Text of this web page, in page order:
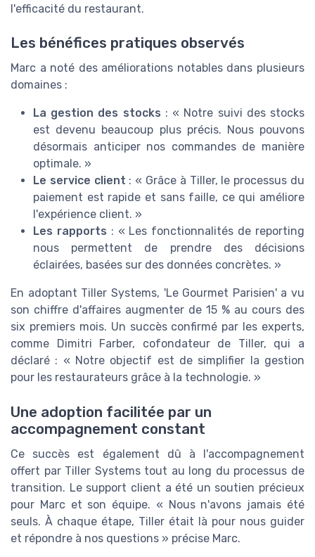
l'efficacité du restaurant.
Les bénéfices pratiques observés
Marc a noté des améliorations notables dans plusieurs
domaines :
La gestion des stocks : « Notre suivi des stocks
est devenu beaucoup plus précis. Nous pouvons
désormais anticiper nos commandes de manière
optimale. »
Le service client : « Grâce à Tiller, le processus du
paiement est rapide et sans faille, ce qui améliore
l'expérience client. »
Les rapports : « Les fonctionnalités de reporting
nous permettent de prendre des décisions
éclairées, basées sur des données concrètes. »
En adoptant Tiller Systems, 'Le Gourmet Parisien' a vu
son chiffre d'affaires augmenter de 15 % au cours des
six premiers mois. Un succès confirmé par les experts,
comme Dimitri Farber, cofondateur de Tiller, qui a
déclaré : « Notre objectif est de simplifier la gestion
pour les restaurateurs grâce à la technologie. »
Une adoption facilitée par un
accompagnement constant
Ce succès est également dû à l'accompagnement
offert par Tiller Systems tout au long du processus de
transition. Le support client a été un soutien précieux
pour Marc et son équipe. « Nous n'avons jamais été
seuls. À chaque étape, Tiller était là pour nous guider
et répondre à nos questions » précise Marc.